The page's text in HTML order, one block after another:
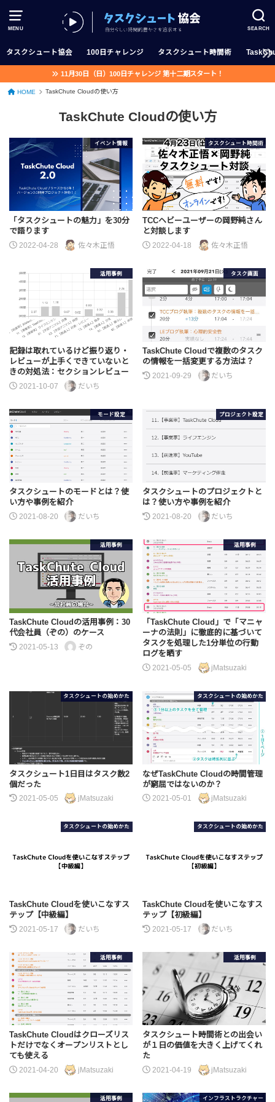
MENU SEARCH
タスクシュート協会 100日チャレンジ タスクシュート時間術
11月30日（日）100日チャレンジ 第十二期スタート！
HOME TaskChute Cloudの使い方
TaskChute Cloudの使い方
イベント情報
「タスクシュートの魅力」を30分
で語ります
2022-04-28 佐々木正悟
タスクシュート時間術
TCCヘビーユーザーの岡野純さん
と対談します
2022-04-18 佐々木正悟
活用事例
記録は取れているけど振り返り・
レビューが上手くできていないと
きの対処法：セクションレビュー
2021-10-07 だいち
タスク画面
TaskChute Cloudで複数のタスク
の情報を一括変更する方法は？
2021-09-29 だいち
モード設定
タスクシュートのモードとは？使
い方や事例を紹介
2021-08-20 だいち
プロジェクト設定
タスクシュートのプロジェクトと
は？使い方や事例を紹介
2021-08-20 だいち
活用事例
TaskChute Cloudの活用事例：30
代会社員（ぞの）のケース
2021-05-13 ぞの
活用事例
「TaskChute Cloud」で「マニャ
ーナの法則」に徹底的に基づいて
タスクを処理した1分単位の行動
ログを晒す
2021-05-05 jMatsuzaki
タスクシュートの始めかた
タスクシュート1日目はタスク数2
個だった
2021-05-05 jMatsuzaki
タスクシュートの始めかた
なぜTaskChute Cloudの時間管理
が窮屈ではないのか？
2021-05-01 jMatsuzaki
タスクシュートの始めかた
TaskChute Cloudを使いこなすス
テップ【中級編】
2021-05-17 だいち
タスクシュートの始めかた
TaskChute Cloudを使いこなすス
テップ【初級編】
2021-05-17 だいち
活用事例
TaskChute Cloudはクローズリス
トだけでなくオープンリストとし
ても使える
2021-04-20 jMatsuzaki
活用事例
タスクシュート時間術との出会い
が１日の価値を大きく上げてくれ
た
2021-04-19 jMatsuzaki
活用事例 インフラストラクチャー